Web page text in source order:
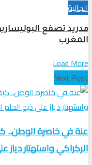
الجالية
مدريد تصفع
المغرب
Load More
Next Post
عنة في خاصرة الوطن..
الركراكي واستهتار دياز